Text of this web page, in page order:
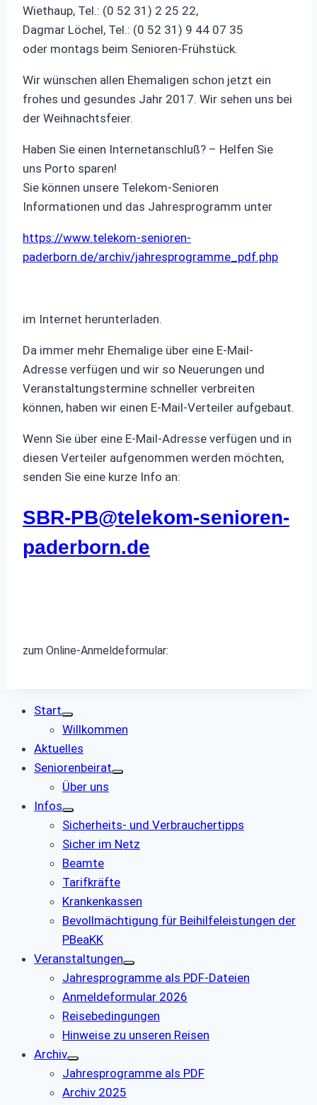
Wiethaup, Tel.: (0 52 31) 2 25 22,
Dagmar Löchel, Tel.: (0 52 31) 9 44 07 35
oder montags beim Senioren-Frühstück.
Wir wünschen allen Ehemaligen schon jetzt ein
frohes und gesundes Jahr 2017. Wir sehen uns bei
der Weihnachtsfeier.
Haben Sie einen Internetanschluß? – Helfen Sie
uns Porto sparen!
Sie können unsere Telekom-Senioren
Informationen und das Jahresprogramm unter
https://www.telekom-senioren-
paderborn.de/archiv/jahresprogramme_pdf.php
im Internet herunterladen.
Da immer mehr Ehemalige über eine E-Mail-
Adresse verfügen und wir so Neuerungen und
Veranstaltungstermine schneller verbreiten
können, haben wir einen E-Mail-Verteiler aufgebaut.
Wenn Sie über eine E-Mail-Adresse verfügen und in
diesen Verteiler aufgenommen werden möchten,
senden Sie eine kurze Info an:
SBR-PB@telekom-senioren-
paderborn.de
zum Online-Anmeldeformular:
Start
Willkommen
Aktuelles
Seniorenbeirat
Über uns
Infos
Sicherheits- und Verbrauchertipps
Sicher im Netz
Beamte
Tarifkräfte
Krankenkassen
Bevollmächtigung für Beihilfeleistungen der
PBeaKK
Veranstaltungen
Jahresprogramme als PDF-Dateien
Anmeldeformular 2026
Reisebedingungen
Hinweise zu unseren Reisen
Archiv
Jahresprogramme als PDF
Archiv 2025